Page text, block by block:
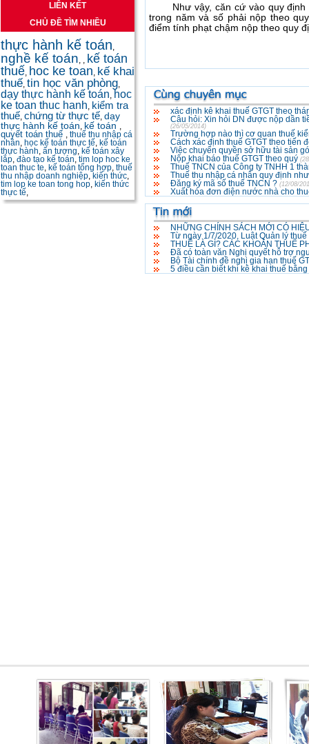
LIÊN KẾT
CHỦ ĐỀ TÌM NHIỀU
thực hành kế toán,
nghề kế toán, , kế toán
thuế, hoc ke toan, kế khai
thuế, tin học văn phòng,
dạy thực hành kế toán, hoc
ke toan thuc hanh, kiểm tra
thuế, chứng từ thực tế, dạy
thực hành kế toán, kế toán ,
quyết toán thuế , thuế thu nhập cá
nhân, học kế toán thực tế, kế toán
thực hành, ấn tượng, kế toán xây
lắp, đào tạo kế toán, tim lop hoc ke
toan thuc te, kế toán tổng hợp, thuế
thu nhập doanh nghiệp, kiến thức,
tim lop ke toan tong hop, kiến thức
thực tế,
Như vậy, căn cứ vào quy định
trong năm và số phải nộp theo
điểm tính phạt chậm nộp theo quy
xác định kê khai thuế GTGT theo
Câu hỏi: Xin hỏi DN được nộp dần
(26/05/2014)
Trường hợp nào thì cơ quan thuế
Cách xác định thuế GTGT theo tiến
Việc chuyển quyền sở hữu tài sản
Nộp khai báo thuế GTGT theo quý
Thuế TNCN của Công ty TNHH 1
Thuế thu nhập cá nhân quy định
Đăng ký mã số thuế TNCN ? (12/08/
Xuất hóa đơn điện nước nhà cho
NHỮNG CHÍNH SÁCH MỚI CÓ
Từ ngày 1/7/2020, Luật Quản lý
THUẾ LÀ GÌ? CÁC KHOẢN THUẾ
Đã có toàn văn Nghị quyết hỗ trợ
Bộ Tài chính đề nghị gia hạn thuế
5 điều cần biết khi kê khai thuế